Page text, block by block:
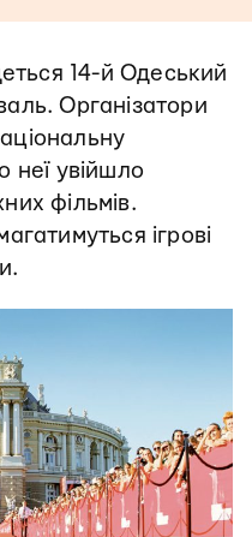
14-й Одеський
Організатори
неї увійшло
фільмів.
ігрові